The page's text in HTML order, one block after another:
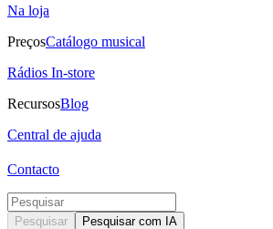
Na loja
PreçosCatálogo musical
Rádios In-store
RecursosBlog
Central de ajuda
Contacto
Pesquisar Pesquisar com IA